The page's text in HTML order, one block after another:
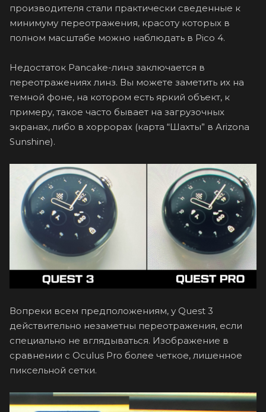
производителя стали практически сведенные к
минимуму переотражения, красоту которых в
полном масштабе можно наблюдать в Pico 4.
Недостаток Pancake-линз заключается в
переотражениях линз. Вы можете заметить их на
темной фоне, на котором есть яркий объект, к
примеру, такое часто бывает на загрузочных
экранах, либо в хоррорах (карта “Шахты” в Arizona
Sunshine).
Вопреки всем предположениям, у Quest 3
действительно незаметны переотражения, если
специально не вглядываться. Изображение в
сравнении с Oculus Pro более четкое, лишенное
пиксельной сетки.